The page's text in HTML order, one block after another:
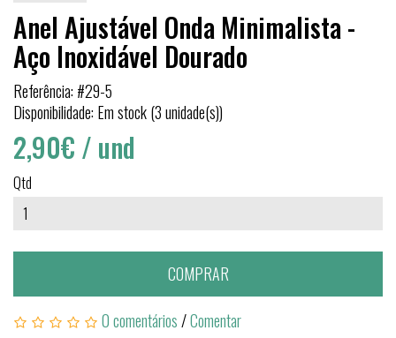
Anel Ajustável Onda Minimalista -
Aço Inoxidável Dourado
Referência: #29-5
Disponibilidade: Em stock (3 unidade(s))
2,90€ / und
Qtd
COMPRAR
0 comentários/Comentar